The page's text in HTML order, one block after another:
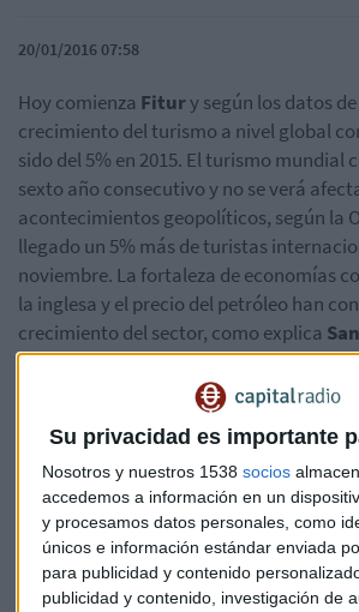
Su privacidad es importante
Nosotros y nuestros 1538 socios
accedemos a información en un
y procesamos datos personales, como
únicos e información estándar enviada
para publicidad y contenido
publicidad y contenido, investigación de
20/01/2016 07:58
Hoy comienza Fitury según los datos de
crecimiento del turismo a nivel global
sido del 5% en 2015. El turismo mundial
sexto año consecutivo y no se verá
acontecimientos geopolíticos, según la
llegado un 5% más de turistas
noviembre. La fortaleza de economías
la inglesa y el precio del petróleo han
crecimiento del sector, como explica
Directora de Comunicación y
Escucha la entrevista completa en
*Lo sentimos pero el audio ha sido
Turismo OMT